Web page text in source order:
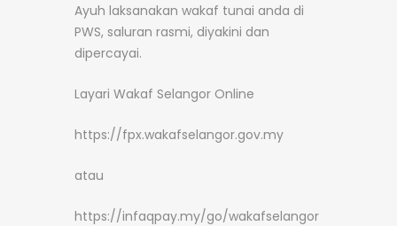
Ayuh laksanakan wakaf tunai anda di
PWS, saluran rasmi, diyakini dan
dipercayai.
Layari Wakaf Selangor Online
https://fpx.wakafselangor.gov.my
atau
https://infaqpay.my/go/wakafselangor